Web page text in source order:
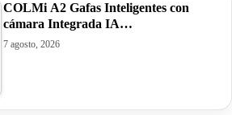
COLMi A2 Gafas Inteligentes con
cámara Integrada IA…
7 agosto, 2026